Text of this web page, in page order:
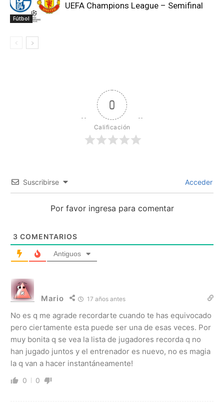
Fútbol
UEFA Champions League – Semifinal
0
Calificación
Suscribirse Acceder
Por favor ingresa para comentar
3 COMENTARIOS
Antiguos
Mario 17 años antes
No es q me agrade recordarte cuando te has equivocado
pero ciertamente esta puede ser una de esas veces. Por
muy bonita q se vea la lista de jugadores recorda q no
han jugado juntos y el entrenador es nuevo, no es magia
la q van a hacer instantáneamente!
0 0